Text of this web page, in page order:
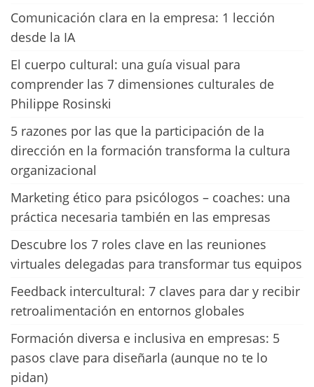
Comunicación clara en la empresa: 1 lección
desde la IA
El cuerpo cultural: una guía visual para
comprender las 7 dimensiones culturales de
Philippe Rosinski
5 razones por las que la participación de la
dirección en la formación transforma la cultura
organizacional
Marketing ético para psicólogos – coaches: una
práctica necesaria también en las empresas
Descubre los 7 roles clave en las reuniones
virtuales delegadas para transformar tus equipos
Feedback intercultural: 7 claves para dar y recibir
retroalimentación en entornos globales
Formación diversa e inclusiva en empresas: 5
pasos clave para diseñarla (aunque no te lo
pidan)